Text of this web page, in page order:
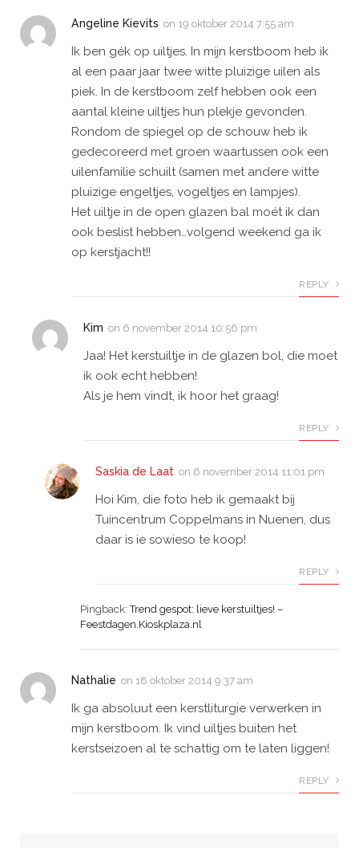
Angeline Kievits on 19 oktober 2014 7:55 am
Ik ben gék op uiltjes. In mijn kerstboom heb ik
al een paar jaar twee witte pluizige uilen als
piek. In de kerstboom zelf hebben ook een
aantal kleine uiltjes hun plekje gevonden.
Rondom de spiegel op de schouw heb ik
gedecoreerd met groen waartussen ook een
uilenfamilie schuilt (samen met andere witte
pluizige engeltjes, vogeltjes en lampjes).
Het uiltje in de open glazen bal moét ik dan
ook beslist hebben…volgend weekend ga ik
op kerstjacht!!
REPLY
Kim on 6 november 2014 10:56 pm
Jaa! Het kerstuiltje in de glazen bol, die moet
ik ook echt hebben!
Als je hem vindt, ik hoor het graag!
REPLY
Saskia de Laat on 6 november 2014 11:01 pm
Hoi Kim, die foto heb ik gemaakt bij
Tuincentrum Coppelmans in Nuenen, dus
daar is ie sowieso te koop!
REPLY
Pingback:Trend gespot: lieve kerstuiltjes! –
Feestdagen.Kioskplaza.nl
Nathalie on 18 oktober 2014 9:37 am
Ik ga absoluut een kerstliturgie verwerken in
mijn kerstboom. Ik vind uiltjes buiten het
kerstseizoen al te schattig om te laten liggen!
REPLY